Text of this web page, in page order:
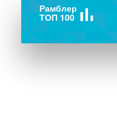
bar_chart
Рамблер
ТОП 100